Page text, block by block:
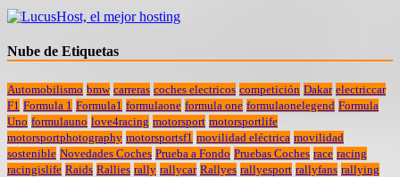
Nube de Etiquetas
Automobilismo bmw carreras coches electricos competición Dakar electriccar
F1 Formula 1 Formula1 formulaone formula one formulaonelegend Formula
Uno formulauno love4racing motorsport motorsportlife
motorsportphotography motorsportsf1 movilidad eléctrica movilidad
sostenible Novedades Coches Prueba a Fondo Pruebas Coches race racing
racingislife Raids Rallies rally rallycar Rallyes rallyesport rallyfans rallying